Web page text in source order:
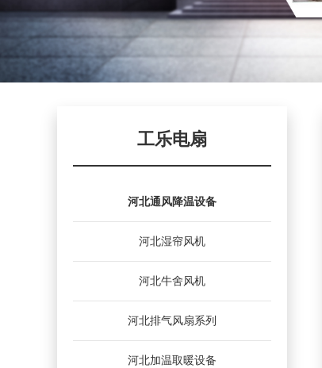
工乐电扇
河北通风降温设备
河北湿帘风机
河北牛舍风机
河北排气风扇系列
河北加温取暖设备